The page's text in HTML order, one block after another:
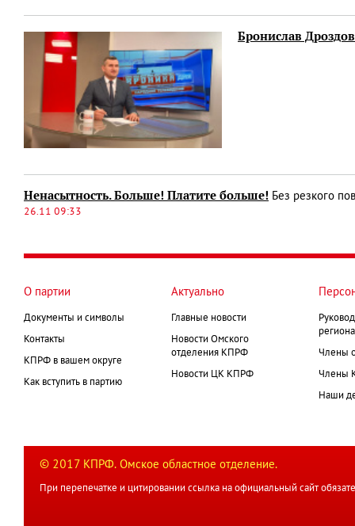
Бронислав
Ненасытность. Больше! Платите больше! Без резкого
26.11 09:33
О партии
Документы и символы
Контакты
КПРФ в вашем округе
Как вступить в партию
Актуально
Главные новости
Новости Омского
отделения КПРФ
Новости ЦК КПРФ
Члены
Члены
Наши
© 2017 КПРФ. Омское областное отделение.
При перепечатке и цитировании ссылка на официальный сайт